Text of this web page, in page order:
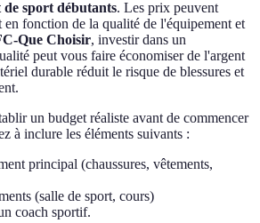
de sport débutants. Les prix peuvent
en fonction de la qualité de l'équipement et
Que Choisir, investir dans un
peut vous faire économiser de l'argent
durable réduit le risque de blessures et
un budget réaliste avant de commencer
à inclure les éléments suivants :
principal (chaussures, vêtements,
(salle de sport, cours)
coach sportif.